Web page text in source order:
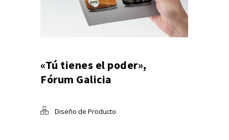
«Tú tienes el poder»,
Fórum Galicia
Diseño de Producto